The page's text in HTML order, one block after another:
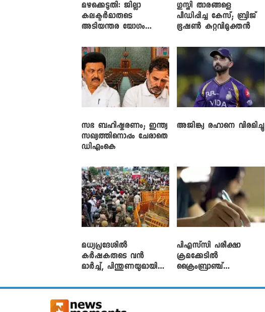
മഴക്കെടുതി: ജില്ലാ
കലക്ടർമാരുടെ
അടിയന്തര യോഗം
​ഗുസ്തി താരങ്ങളെ
പീഡിപ്പിച്ച കേസ്; ബ്രിജ്
ഭൂഷൺ കുറ്റവിമുക്തൻ
സഭ ബഹിഷ്കരണം; ഇന്ത്യ
സഖ്യത്തിനൊപ്പം ചേരാതെ
ഡിഎംകെ
അജിങ്ക്യ രഹാനെ വിരമിച്ചു
മധ്യപ്രദേശിൽ
കർഷകരുടെ വൻ
മാർച്ച്, പിന്തുണയുമായി
പിഎസ്‌സി പരീക്ഷാ
ക്രമക്കേ‌ടിൽ
ക്രൈംബ്രാഞ്ച്